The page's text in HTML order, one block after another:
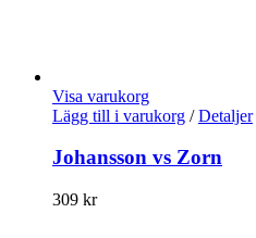
Visa varukorg
Lägg till i varukorg / Detaljer
Johansson vs Zorn
309 kr